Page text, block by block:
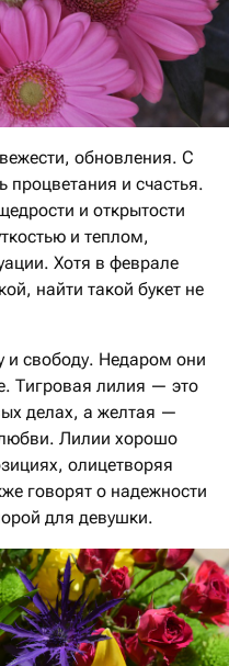
обновления. С
и счастья.
и открытости
и теплом,
Хотя в феврале
найти такой букет не
и свободу. Недаром они
Тигровая лилия — это
делах, а желтая —
Лилии хорошо
олицетворяя
говорят о надежности
для девушки.